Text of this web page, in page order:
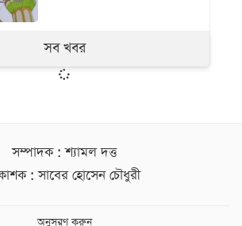
সব খবর
সম্পাদক : শ্যামল দত্ত
: সাবের হোসেন চৌধুরী
অনুসরণ করুন